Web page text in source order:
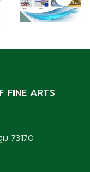
FINE ARTS
73170